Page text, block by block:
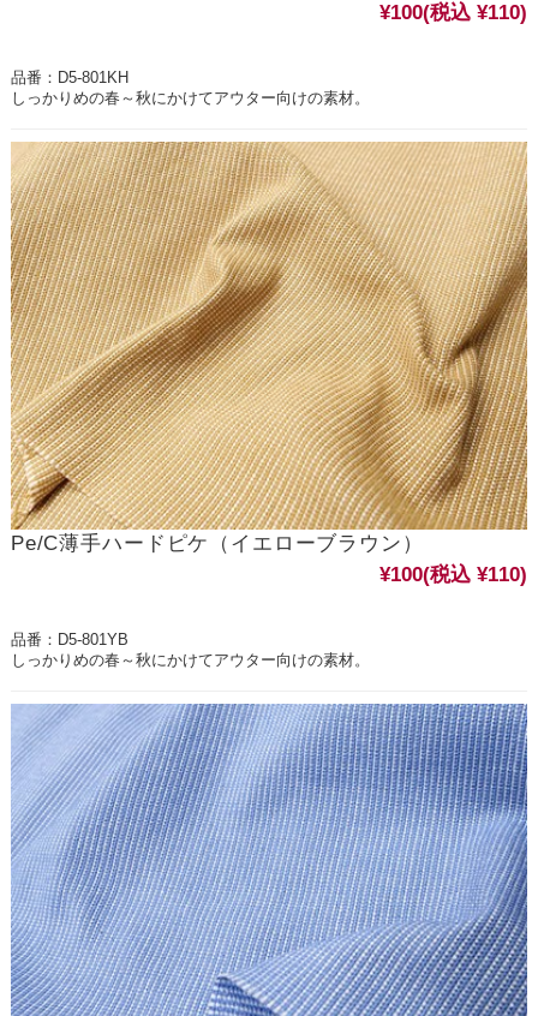
¥100(税込 ¥110)
品番：D5-801KH
しっかりめの春～秋にかけてアウター向けの素材。
Pe/C薄手ハードピケ（イエローブラウン）
¥100(税込 ¥110)
品番：D5-801YB
しっかりめの春～秋にかけてアウター向けの素材。